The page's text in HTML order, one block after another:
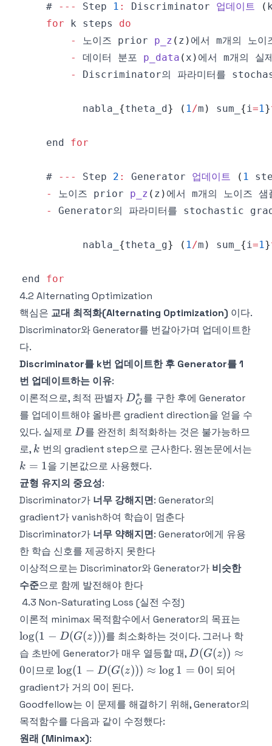
    #
-- - Step 1 : Discriminator 업데이트 (
for k steps do
-
노이즈 prior p_z ( z ) 에서 m개의 노
-
데이터 분포 p_data ( x ) 에서 m개의
-
Discriminator의 파라미터를
          nabla_
{theta_d} ( 1/m ) sum_ {i=1}
    end
for
    #
-- - Step 2 : Generator 업데이트 ( 1
-
노이즈 prior p_z ( z ) 에서 m개의 노이즈
-
Generator의 파라미터를 stochastic
          nabla_
{theta_g} ( 1/m ) sum_ {i=1}
end for
4.2 Alternating Optimization
핵심은 교대 최적화(Alternating Optimization) 이다.
Discriminator와 Generator를 번갈아가며 업데이트한
다.
Discriminator를 k번 업데이트한 후 Generator를 1
번 업데이트하는 이유:
이론적으로, 최적 판별자 D^*_G
DG
∗ 를 구한 후에 Generator
를 업데이트해야 올바른 gradient direction을 얻을 수
있다. 실제로 D
D를 완전히 최적화하는 것은 불가능하므
로, k
k 번의 gradient step으로 근사한다. 원논문에서는
k
=
k = 1을 기본값으로 사용했다.
균형 유지의 중요성:
Discriminator가 너무 강해지면: Generator의
gradient가 vanish하여 학습이 멈춘다
Discriminator가 너무 약해지면: Generator에게 유용
한 학습 신호를 제공하지 못한다
이상적으로는 Discriminator와 Generator가 비슷한
수준으로 함께 발전해야 한다
4.3 Non-Saturating Loss (실전 수정)
이론적 minimax 목적함수에서 Generator의 목표는
log(1 − D(G(z)))를 최소화하는 것이다. 그러나 학
습 초반에 Generator가 매우 열등할 때, D(G(z))
\approx
D(G(z)) ≈
0이므로 \log(1 -
D(G(z)))
\approx
\log 1 =
0
log(1 − D(G(z))) ≈ log1 = 0이 되어
gradient가 거의 0이 된다.
Goodfellow는 이 문제를 해결하기 위해, Generator의
목적함수를 다음과 같이 수정했다:
원래 (Minimax):